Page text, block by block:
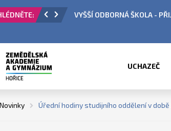
VYŠŠÍ ODBORNÁ ŠKOLA - PŘIJÍMACÍ ŘÍZENÍ
UCHAZEČ
Novinky Úřední hodiny studijního oddělení v